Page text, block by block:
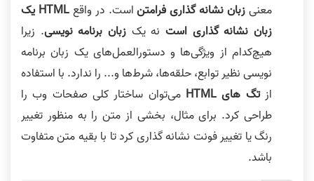
معنیزبان نشانه گذاری فرامتناست. در واقع
HTML یک
زبان نشانه گذاری استنه یک زبان برنامه نویسی. زیرا
هیچ‌کدام از ویژگی‌ها و دستورالعمل‌های یک زبان برنامه
نویسی نظیر توابع، حلقه‌ها، شرط‌ها و... را ندارد. با استفاده
ازتگ های HTML
می‌توان ساختار کلی صفحات وب را
طراحی کرد. برای مثال، بخشی از متن را به منظور تغییر
رنگ یا تغییر فونت نشانه گذاری کرد تا با بقیه متن متفاوت
باشد.